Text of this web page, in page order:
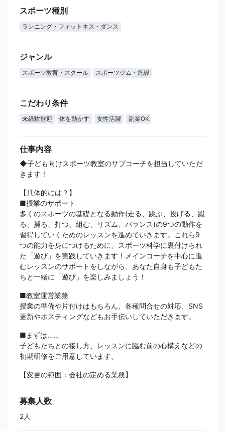
スポーツ種別
ランニング・フィットネス・ダンス
ジャンル
スポーツ教育・スクール スポーツジム・施設
こだわり条件
未経験歓迎 体を動かす 女性活躍 副業OK
仕事内容
◆子ども向けスポーツ教室のサブコーチを担当していただ
きます！
【具体的には？】
■授業のサポート
多くのスポーツの基礎となる動作(走る、跳ぶ、投げる、蹴
る、捕る、打つ、組む、リズム、バランス)の9つの動作を
習得していくためのレッスンを進めていきます。これら9
つの能力を身につけるために、スポーツ科学に裏付けられ
た「遊び」を実践していきます！メインコーチを中心に進
むレッスンのサポートをしながら、あなた自身も子どもた
ちと一緒に「遊び」を楽しみましょう！
■教室運営業務
授業の準備や片付けはもちろん、各種問合せの対応、SNS
更新やポスティングなどもお手伝いしていただきます。
■まずは……
子どもたちとの接し方、レッスンに臨む前の心構えなどの
初期研修をご用意しています。
【変更の範囲：会社の定める業務】
募集人数
2人